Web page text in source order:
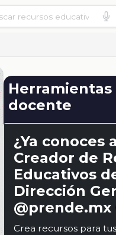
Herramientas
docente
¿Ya conoces
Creador de
Educativos
Dirección
@prende.mx
Crea recursos para